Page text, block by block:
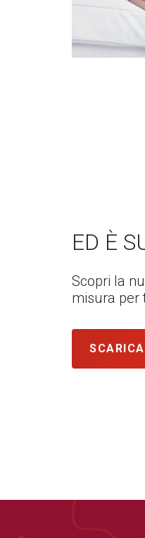
ED È
Scopri la
misura per